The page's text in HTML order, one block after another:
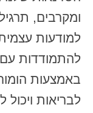
ומקרבים,
למודעות
להתמודדות עם
באמצעות
לבריאות